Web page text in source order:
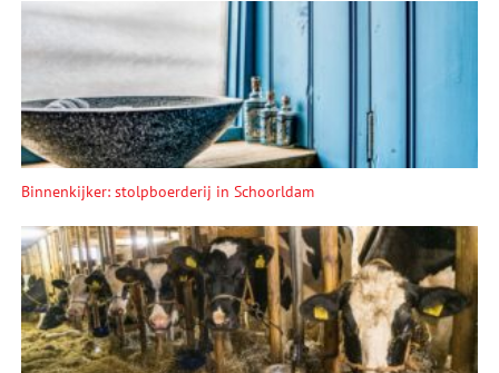
Binnenkijker: stolpboerderij in Schoorldam